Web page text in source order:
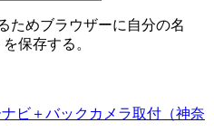
ためブラウザーに自分の名
保存する。
ビ＋バックカメラ取付（神奈